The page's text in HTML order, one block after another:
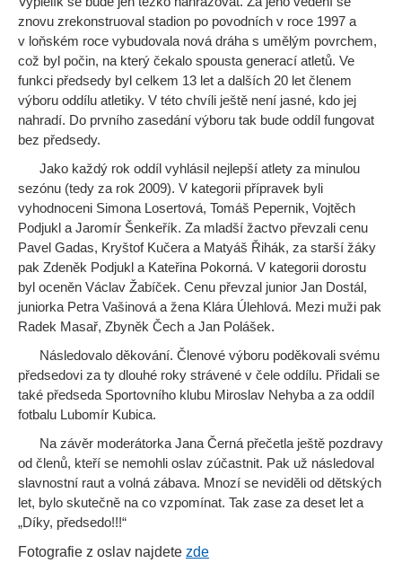
znovu zrekonstruoval stadion po povodních v roce 1997 a
v loňském roce vybudovala nová dráha s umělým povrchem,
což byl počin, na který čekalo spousta generací atletů. Ve
funkci předsedy byl celkem 13 let a dalších 20 let členem
výboru oddílu atletiky. V této chvíli ještě není jasné, kdo jej
nahradí. Do prvního zasedání výboru tak bude oddíl fungovat
bez předsedy.
Jako každý rok oddíl vyhlásil nejlepší atlety za minulou
sezónu (tedy za rok 2009). V kategorii přípravek byli
vyhodnoceni Simona Losertová, Tomáš Pepernik, Vojtěch
Podjukl a Jaromír Šenkeřík. Za mladší žactvo převzali cenu
Pavel Gadas, Kryštof Kučera a Matyáš Řihák, za starší žáky
pak Zdeněk Podjukl a Kateřina Pokorná. V kategorii dorostu
byl oceněn Václav Žabíček. Cenu převzal junior Jan Dostál,
juniorka Petra Vašinová a žena Klára Úlehlová. Mezi muži pak
Radek Masař, Zbyněk Čech a Jan Polášek.
Následovalo děkování. Členové výboru poděkovali svému
předsedovi za ty dlouhé roky strávené v čele oddílu. Přidali se
také předseda Sportovního klubu Miroslav Nehyba a za oddíl
fotbalu Lubomír Kubica.
Na závěr moderátorka Jana Černá přečetla ještě pozdravy
od členů, kteří se nemohli oslav zúčastnit. Pak už následoval
slavnostní raut a volná zábava. Mnozí se neviděli od dětských
let, bylo skutečně na co vzpomínat. Tak zase za deset let a
„Díky, předsedo!!!“
Fotografie z oslav najdete zde